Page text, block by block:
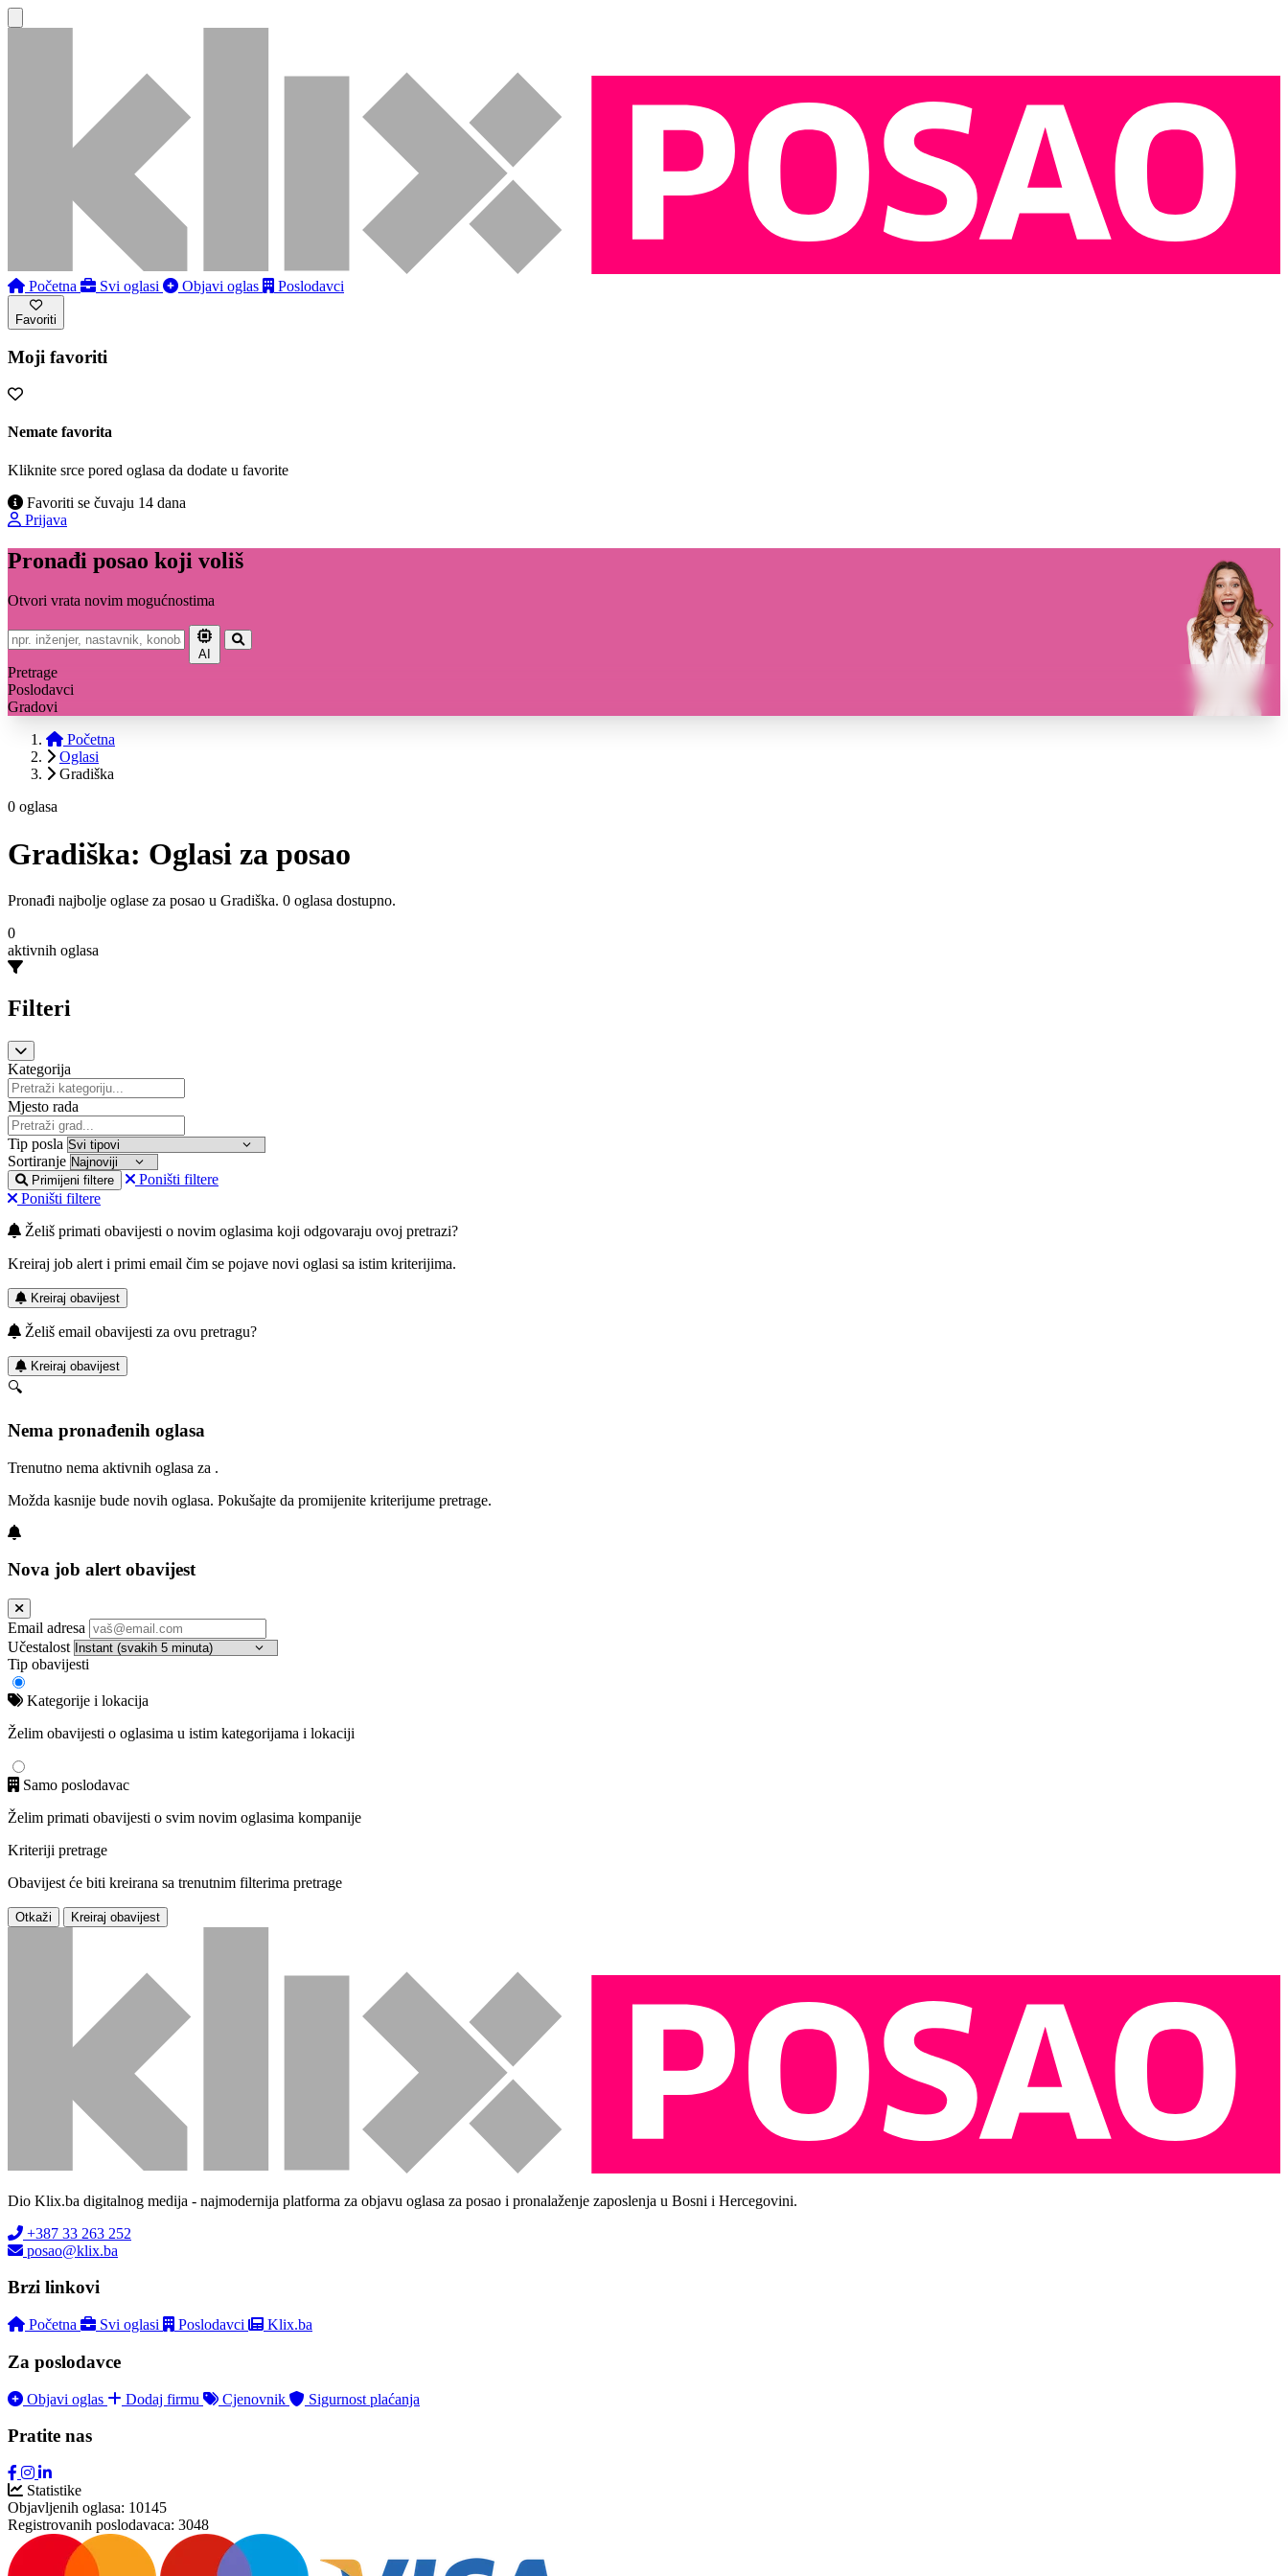
Početna Svi oglasi Objavi oglas Poslodavci
Favoriti
Moji favoriti
Nemate favorita
Kliknite srce pored oglasa da dodate u favorite
Favoriti se čuvaju 14 dana
Prijava
Pronađi posao koji voliš
Otvori vrata novim mogućnostima
AI
Pretrage
Poslodavci
Gradovi
Početna
Oglasi
Gradiška
0 oglasa
Gradiška: Oglasi za posao
Pronađi najbolje oglase za posao u Gradiška. 0 oglasa dostupno.
0
aktivnih oglasa
Filteri
Kategorija
Mjesto rada
Tip posla
Sortiranje
Primijeni filtere
Poništi filtere
Poništi filtere
Želiš primati obavijesti o novim oglasima koji odgovaraju ovoj pretrazi?
Kreiraj job alert i primi email čim se pojave novi oglasi sa istim kriterijima.
Kreiraj obavijest
Želiš email obavijesti za ovu pretragu?
Kreiraj obavijest
🔍
Nema pronađenih oglasa
Trenutno nema aktivnih oglasa za .
Možda kasnije bude novih oglasa. Pokušajte da promijenite kriterijume pretrage.
Nova job alert obavijest
Email adresa
Učestalost
Tip obavijesti
Kategorije i lokacija
Želim obavijesti o oglasima u istim kategorijama i lokaciji
Samo poslodavac
Želim primati obavijesti o svim novim oglasima kompanije
Kriteriji pretrage
Obavijest će biti kreirana sa trenutnim filterima pretrage
Otkaži Kreiraj obavijest
Dio Klix.ba digitalnog medija - najmodernija platforma za objavu oglasa za posao i pronalaženje zaposlenja u Bosni i Hercegovini.
+387 33 263 252
posao@klix.ba
Brzi linkovi
Početna Svi oglasi Poslodavci Klix.ba
Za poslodavce
Objavi oglas Dodaj firmu Cjenovnik Sigurnost plaćanja
Pratite nas
Statistike
Objavljenih oglasa: 10145
Registrovanih poslodavaca: 3048